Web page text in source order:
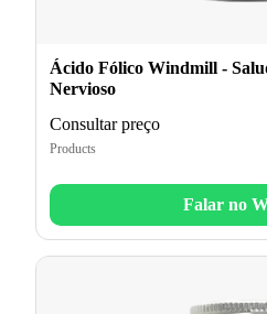
Ácido Fólico Windmill -
Nervioso
Consultar preço
Products
Falar no